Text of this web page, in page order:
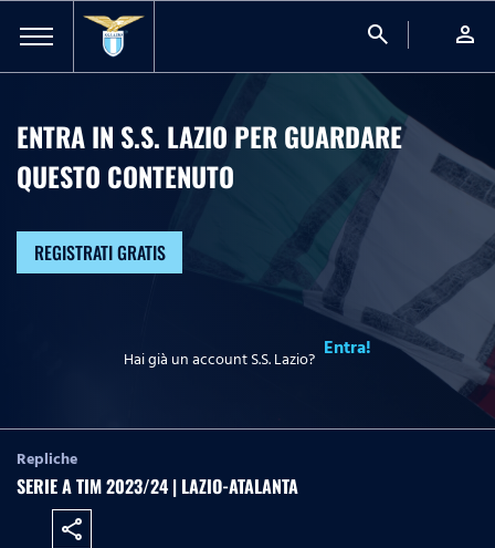
search person
ENTRA IN S.S. LAZIO PER GUARDARE
QUESTO CONTENUTO
REGISTRATI GRATIS
Hai già un account S.S. Lazio? Entra!
Repliche
SERIE A TIM 2023/24 | LAZIO-ATALANTA
share